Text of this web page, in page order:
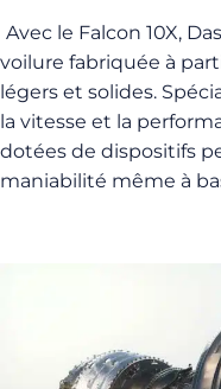
Avec le Falcon 10X,
voilure fabriquée à
légers et solides.
la vitesse et la
dotées de dispositifs
maniabilité même à